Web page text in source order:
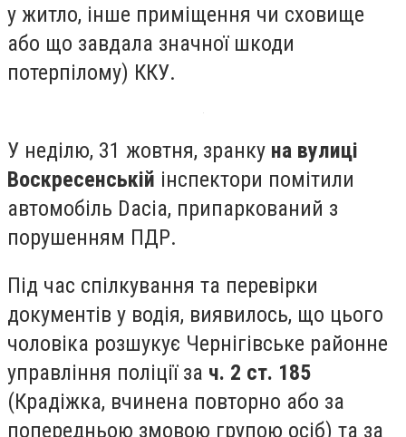
у житло, інше приміщення чи сховище
або що завдала значної шкоди
потерпілому) ККУ.
У неділю, 31 жовтня, зранку на вулиці
Воскресенській інспектори помітили
автомобіль Dacia, припаркований з
порушенням ПДР.
Під час спілкування та перевірки
документів у водія, виявилось, що цього
чоловіка розшукує Чернігівське районне
управління поліції за ч. 2 ст. 185
(Крадіжка, вчинена повторно або за
попередньою змовою групою осіб) та за